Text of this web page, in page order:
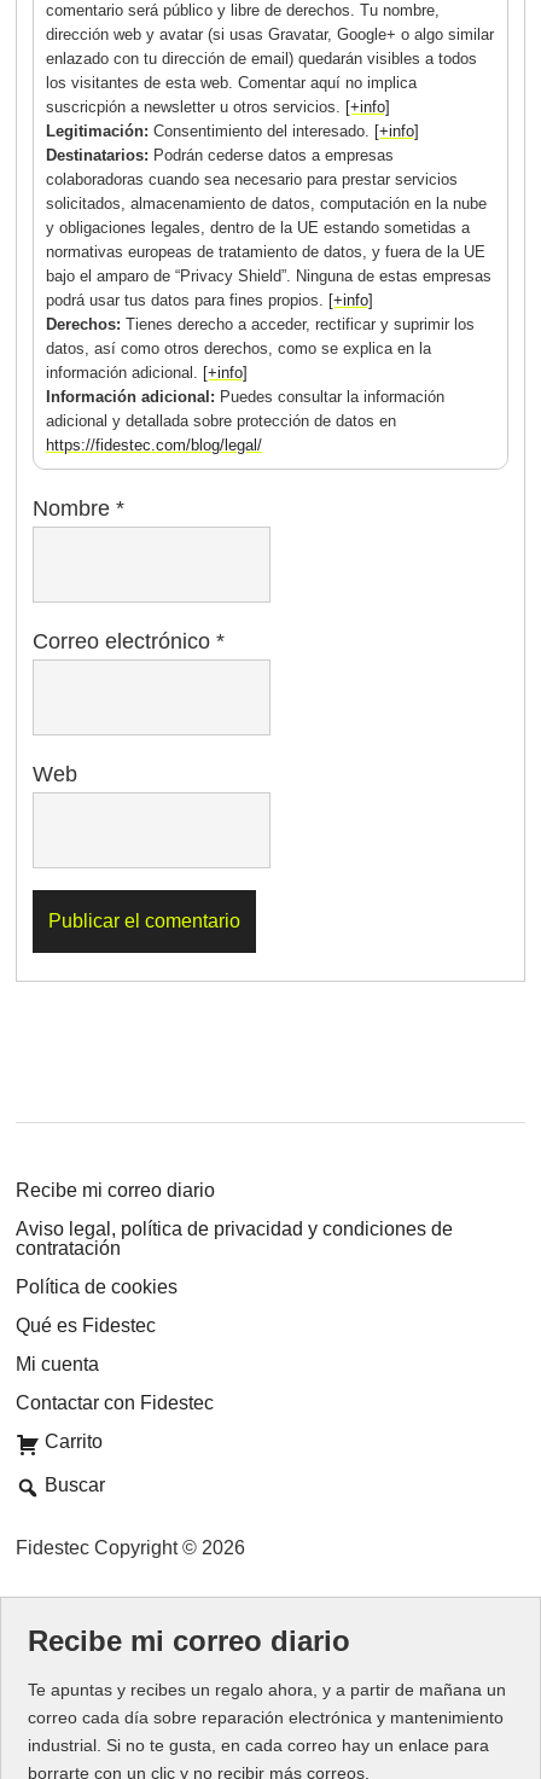
comentario será público y libre de derechos. Tu nombre,
dirección web y avatar (si usas Gravatar, Google+ o algo similar
enlazado con tu dirección de email) quedarán visibles a todos
los visitantes de esta web. Comentar aquí no implica
suscricpión a newsletter u otros servicios. [+info]
Legitimación:Consentimiento del interesado. [+info]
Destinatarios: Podrán cederse datos a empresas
colaboradoras cuando sea necesario para prestar servicios
solicitados, almacenamiento de datos, computación en la nube
y obligaciones legales, dentro de la UE estando sometidas a
normativas europeas de tratamiento de datos, y fuera de la UE
bajo el amparo de “Privacy Shield”. Ninguna de estas empresas
podrá usar tus datos para fines propios. [+info]
Derechos:Tienes derecho a acceder, rectificar y suprimir los
datos, así como otros derechos, como se explica en la
información adicional. [+info]
Información adicional: Puedes consultar la información
adicional y detallada sobre protección de datos en
https://fidestec.com/blog/legal/
Nombre*
Correo electrónico*
Web
Recibe mi correo diario
Aviso legal, política de privacidad y condiciones de
contratación
Política de cookies
Qué es Fidestec
Mi cuenta
Contactar con Fidestec
Carrito
Buscar
Fidestec Copyright © 2026
Recibe mi correo diario
Te apuntas y recibes un regalo ahora, y a partir de mañana un
correo cada día sobre reparación electrónica y mantenimiento
industrial. Si no te gusta, en cada correo hay un enlace para
borrarte con un clic y no recibir más correos.